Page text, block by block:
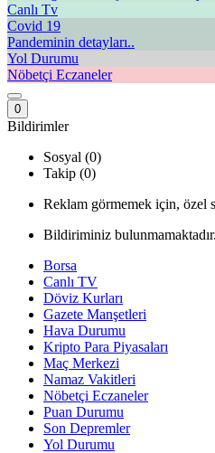
Canlı Tv
Covid 19
Pandeminin detayları..
Yol Durumu
Nöbetçi Eczaneler
0
Bildirimler
Sosyal (0)
Takip (0)
Reklam görmemek için, özel
Bildiriminiz bulunmamaktadır.
Borsa
Canlı TV
Döviz Kurları
Gazete Manşetleri
Hava Durumu
Kripto Para Piyasaları
Maç Merkezi
Namaz Vakitleri
Nöbetçi Eczaneler
Puan Durumu
Son Depremler
Yol Durumu